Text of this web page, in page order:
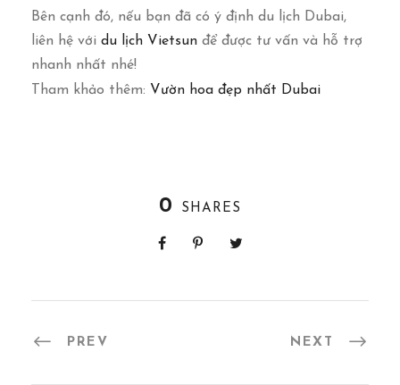
Bên cạnh đó, nếu bạn đã có ý định du lịch Dubai,
liên hệ với du lịch Vietsun để được tư vấn và hỗ trợ
nhanh nhất nhé!
Tham khảo thêm: Vườn hoa đẹp nhất Dubai
0 SHARES
PREV NEXT